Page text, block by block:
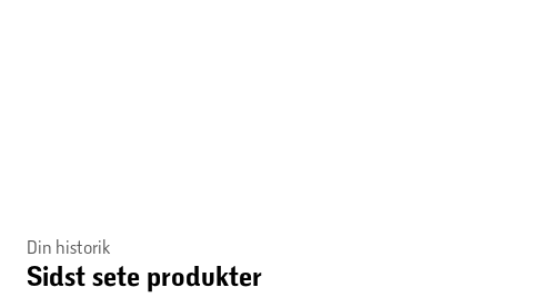
Din historik
Sidst sete produkter